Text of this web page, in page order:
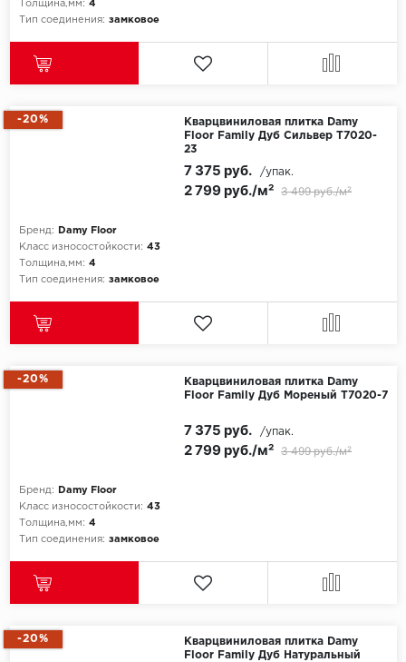
Толщина,мм: 4
Тип соединения: замковое
-20%
Кварцвиниловая плитка Damy
Floor Family Дуб Сильвер T7020-
23
Бренд:
Damy Floor
Класс износостойкости: 43
Толщина,мм: 4
Тип соединения: замковое
2 799 руб./м² 3 499 руб./м²
7 375 руб. /упак.
-20%
Кварцвиниловая плитка Damy
Floor Family Дуб Мореный T7020-7
Бренд:
Damy Floor
Класс износостойкости: 43
Толщина,мм: 4
Тип соединения: замковое
2 799 руб./м² 3 499 руб./м²
7 375 руб. /упак.
-20%
Кварцвиниловая плитка Damy
Floor Family Дуб Натуральный